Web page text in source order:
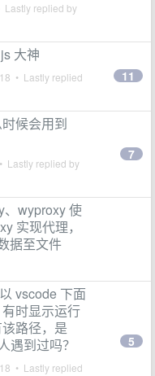
Lastly replied by
大神
• Lastly replied
11
候会用到
• Lastly replied by
7
、wyproxy 使
实现代理，
据至文件
vscode 下面
时显示运行
路径，是
遇到过吗？
• Lastly replied
5